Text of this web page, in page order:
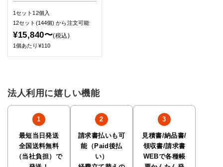
1セット12個入
12セット(144個)から注文可能
¥15,840〜(税込)
1個あたり¥110
法人利用に嬉しい機能
最短当日発送
全国送料無料
（当社負担）で
請求書払いも可
能（Paid後払
い）
見積書/納品書/
領収書/請求書
WEBで各種帳